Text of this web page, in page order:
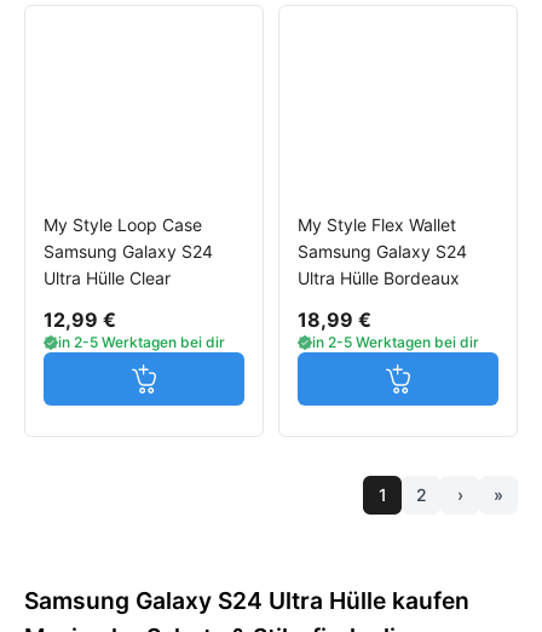
My Style Loop Case
Samsung Galaxy S24
Ultra Hülle Clear
12,99 €
in 2-5 Werktagen bei dir
Jetzt in den Warenkorb
My Style Flex Wallet
Samsung Galaxy S24
Ultra Hülle Bordeaux
18,99 €
in 2-5 Werktagen bei dir
Jetzt in den
1 2 › »
Samsung Galaxy S24 Ultra Hülle kaufen